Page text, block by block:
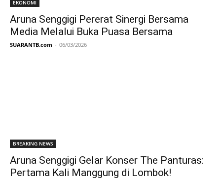
EKONOMI
Aruna Senggigi Pererat Sinergi Bersama
Media Melalui Buka Puasa Bersama
SUARANTB.com - 06/03/2026
BREAKING NEWS
Aruna Senggigi Gelar Konser The Panturas:
Pertama Kali Manggung di Lombok!